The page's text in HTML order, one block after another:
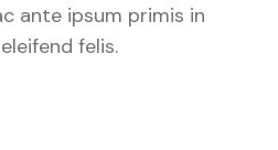
ante ipsum primis in
felis.